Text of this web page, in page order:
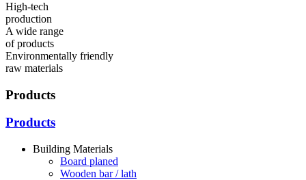
High-tech
production
A wide range
of products
Environmentally friendly
raw materials
Products
Products
Building Materials
Board planed
Wooden bar / lath